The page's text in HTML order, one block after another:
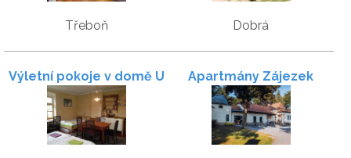
Třeboň Dobrá
Výletní pokoje v domě U
Pražanů
Apartmány Zájezek